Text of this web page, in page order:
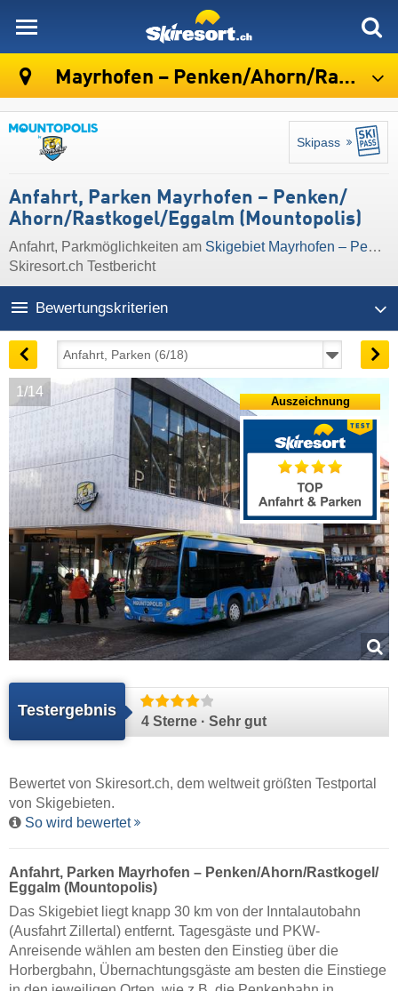
Mayrhofen – Penken/​Ahorn/​Rastkogel/​Eggalm (Mountopolis)
Skipass
Anfahrt, Parken Mayrhofen – Penken/​
Ahorn/​Rastkogel/​Eggalm (Mountopolis)
Anfahrt, Parkmöglichkeiten am Skigebiet Mayrhofen – Penken/​Ahorn/​Rastkogel/​Eggalm (Mountopolis)
Skiresort.ch Testbericht
Bewertungskriterien
1/14
Testergebnis
4 Sterne · Sehr gut
Auszeichnung
Bewertet von Skiresort.ch, dem weltweit größten Testportal
von Skigebieten.
So wird bewertet
Anfahrt, Parken Mayrhofen – Penken/​Ahorn/​Rastkogel/​
Eggalm (Mountopolis)
Das Skigebiet liegt knapp 30 km von der Inntalautobahn
(Ausfahrt Zillertal) entfernt. Tagesgäste und PKW-
Anreisende wählen am besten den Einstieg über die
Horbergbahn, Übernachtungsgäste am besten die Einstiege